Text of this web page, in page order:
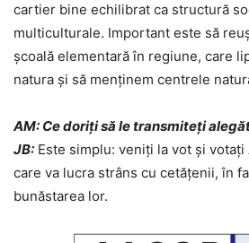
cartier bine echilibrat ca structură
multiculturale. Important este să
școală elementară în regiune, care
natura și să menținem centrele
AM: Ce doriți să le transmiteți
JB: Este simplu: veniți la vot și
care va lucra strâns cu cetățenii, în
bunăstarea lor.